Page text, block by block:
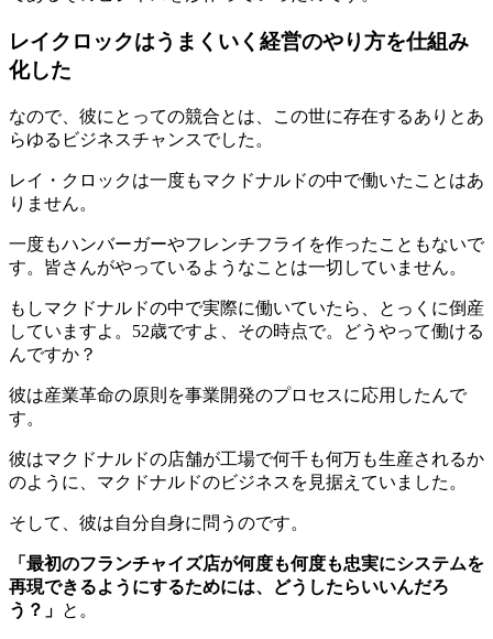
レイクロックはうまくいく経営のやり方を仕組み
化した
なので、彼にとっての競合とは、この世に存在するありとあ
らゆるビジネスチャンスでした。
レイ・クロックは一度もマクドナルドの中で働いたことはあ
りません。
一度もハンバーガーやフレンチフライを作ったこともないで
す。皆さんがやっているようなことは一切していません。
もしマクドナルドの中で実際に働いていたら、とっくに倒産
していますよ。52歳ですよ、その時点で。どうやって働ける
んですか？
彼は産業革命の原則を事業開発のプロセスに応用したんで
す。
彼はマクドナルドの店舗が工場で何千も何万も生産されるか
のように、マクドナルドのビジネスを見据えていました。
そして、彼は自分自身に問うのです。
「最初のフランチャイズ店が何度も何度も忠実にシステムを
再現できるようにするためには、どうしたらいいんだろ
う？」 と。